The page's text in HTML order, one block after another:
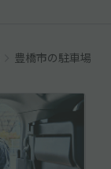
豊橋市の駐車場